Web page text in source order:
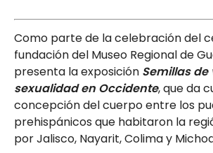
Como parte de la celebración del
fundación del Museo Regional de
presenta la exposición Semillas de
sexualidad en Occidente, que da
concepción del cuerpo entre los
prehispánicos que habitaron la
por Jalisco, Nayarit, Colima y